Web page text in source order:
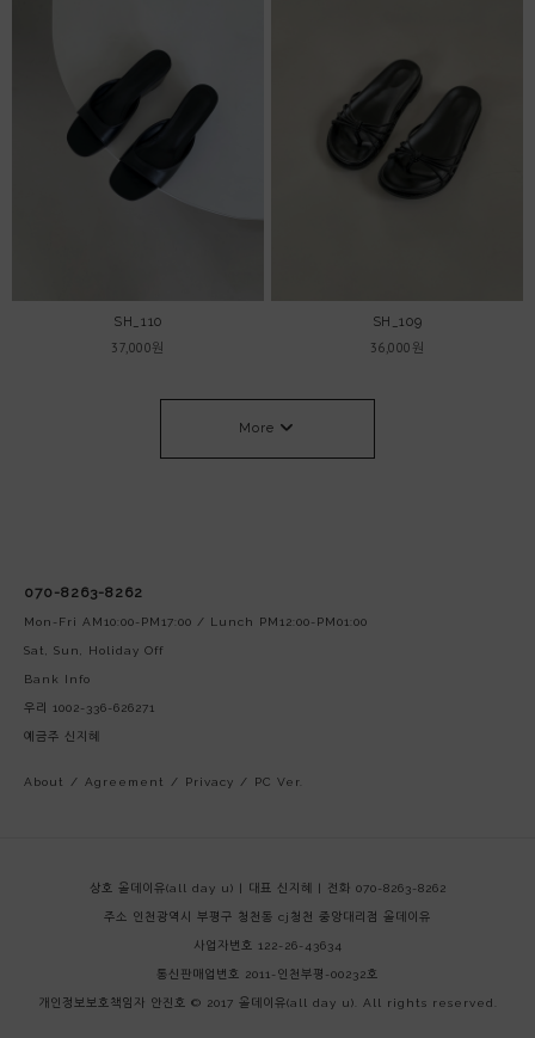
SH_110
37,000원
SH_109
36,000원
More
070-8263-8262
Mon-Fri AM10:00-PM17:00 / Lunch PM12:00-PM01:00
Sat, Sun, Holiday Off
Bank Info
우리 1002-336-626271
예금주 신지혜
About / Agreement / Privacy / PC Ver.
상호 올데이유(all day u) | 대표 신지혜 | 전화 070-8263-8262
주소 인천광역시 부평구 청천동 cj청천 중앙대리점 올데이유
사업자번호 122-26-43634
통신판매업번호 2011-인천부평-00232호
개인정보보호책임자 안진호 © 2017 올데이유(all day u). All rights reserved.